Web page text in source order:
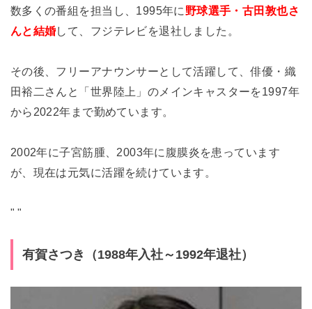
数多くの番組を担当し、1995年に 野球選手・古田敦也さ
んと結婚して、フジテレビを退社しました。
その後、フリーアナウンサーとして活躍して、俳優・織
田裕二さんと「世界陸上」のメインキャスターを1997年
から2022年まで勤めています。
2002年に子宮筋腫、2003年に腹膜炎を患っています
が、現在は元気に活躍を続けています。
" "
有賀さつき（1988年入社～1992年退社）